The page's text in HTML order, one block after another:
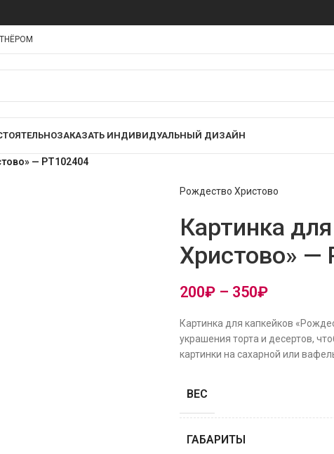
ЗАКАЗАТЬ ИНДИВИДУАЛЬНЫЙ ДИЗАЙН
— PT102404
Рождество Христово
Картинка
Христово» —
200₽ – 350₽
Картинка для капкейков
украшения торта и десертов,
картинки на сахарной или
ВЕС
ГАБАРИТЫ